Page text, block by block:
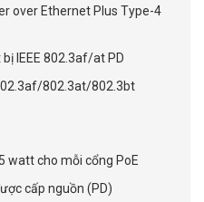
over Ethernet Plus Type-4
IEEE 802.3af/at PD
802.3at/802.3bt
watt cho mỗi cổng PoE
cấp nguồn (PD)